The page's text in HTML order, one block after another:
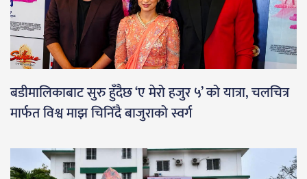
बडीमालिकाबाट सुरु हुँदैछ ‘ए मेरो हजुर ५’ को यात्रा, चलचित्र
मार्फत विश्व माझ चिनिँदै बाजुराको स्वर्ग